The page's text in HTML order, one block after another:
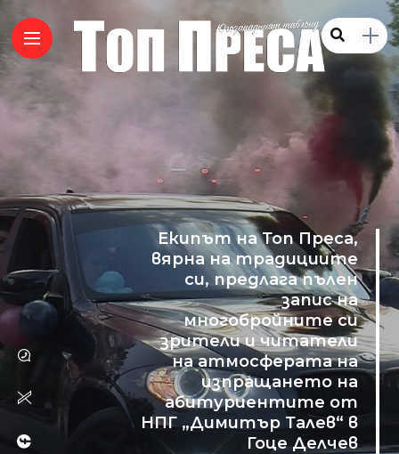
Екипът на Топ Преса,
вярна на традициите
си, предлага пълен
запис на
многобройните си
зрители и читатели
на атмосферата на
изпращането на
абитуриентите от
НПГ „Димитър Талев“ в
Гоце Делчев